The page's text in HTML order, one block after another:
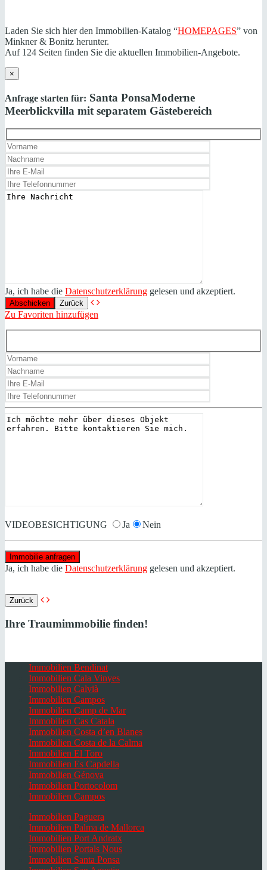
Laden Sie sich hier den Immobilien-Katalog “HOMEPAGES” von
Minkner & Bonitz herunter.
Auf 124 Seiten finden Sie die aktuellen Immobilien-Angebote.
×
Anfrage starten für: Santa PonsaModerne
Meerblickvilla mit separatem Gästebereich
Ja, ich habe die Datenschutzerklärung gelesen und akzeptiert.
Zurück
Zu Favoriten hinzufügen
VIDEOBESICHTIGUNG Ja Nein
Ja, ich habe die Datenschutzerklärung gelesen und akzeptiert.
Zurück
Ihre Traumimmobilie finden!
Immobilien Bendinat
Immobilien Cala Vinyes
Immobilien Calvià
Immobilien Campos
Immobilien Camp de Mar
Immobilien Cas Catala
Immobilien Costa d’en Blanes
Immobilien Costa de la Calma
Immobilien El Toro
Immobilien Es Capdella
Immobilien Génova
Immobilien Portocolom
Immobilien Campos
Immobilien Paguera
Immobilien Palma de Mallorca
Immobilien Port Andratx
Immobilien Portals Nous
Immobilien Santa Ponsa